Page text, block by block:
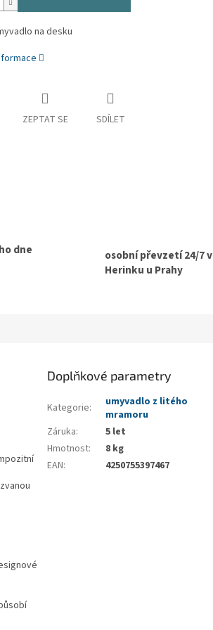
na desku
ZEPTAT SE SDÍLET
dne
osobní převzetí 24/7 v
Herinku u Prahy
Doplňkové parametry
Kategorie:
umyvadlo z litého
mramoru
Záruka:
5 let
Hmotnost:
8 kg
EAN: 4250755397467